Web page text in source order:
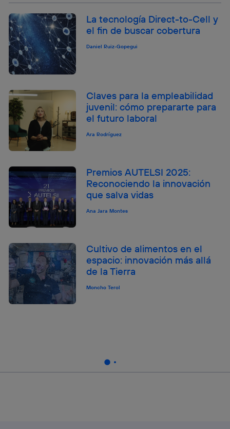
La tecnología Direct-to-Cell y
el fin de buscar cobertura
Daniel Ruiz-Gopegui
Claves para la empleabilidad
juvenil: cómo prepararte para
el futuro laboral
Ara Rodríguez
Premios AUTELSI 2025:
Reconociendo la innovación
que salva vidas
Ana Jara Montes
Cultivo de alimentos en el
espacio: innovación más allá
de la Tierra
Moncho Terol